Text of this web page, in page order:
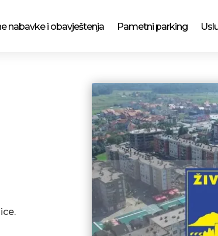
nabavke i obavještenja Pametni parking